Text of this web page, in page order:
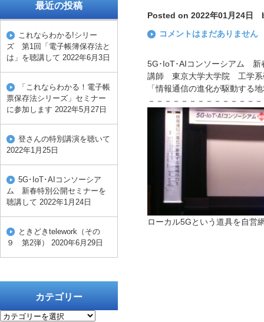
最近の投稿
これならわかる!シリー
ズ 第1回「電子帳簿保存法と
は」を聴講して 2022年6月3日
「これならわかる！電子帳
票保存法シリーズ」セミナー
に参加します 2022年5月27日
登さんの特別講演を聴いて
2022年1月25日
5G･IoT･AIコンソーシア
ム 新春特別公開セミナーを
聴講して 2022年1月24日
ときどきtelework（その
９ 第2弾）
2020年6月29日
カテゴリー
カ
Posted on 2022年01月24日
コメントはまだありません
5G･IoT･AIコンソーシアム 新
講師 東京大学大学院 工
「情報通信の進化が駆動する
－－－－－－－－－－－－－
ローカル5Gという道具を自営